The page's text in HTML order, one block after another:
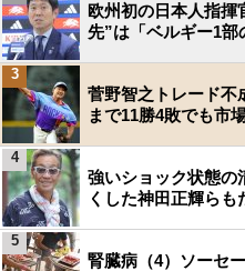
欧州初の日本人指揮
先”は「ベルギー1
菅野智之トレード不
まで11勝4敗でも市
3
強いショック状態
くした神田正輝らも
4
腎臓病（4）ソーセ
5